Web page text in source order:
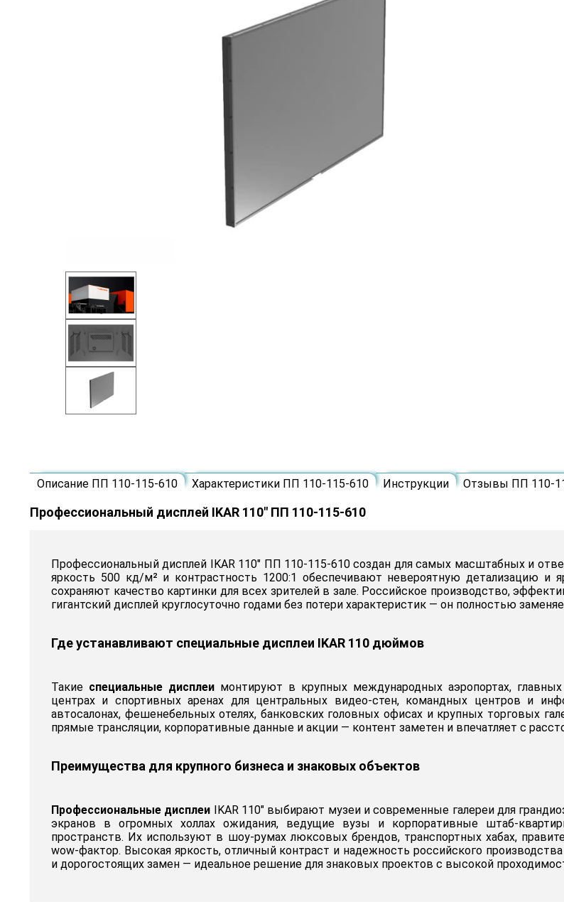
Описание ПП 110-115-610 Характеристики ПП 110-115-610 Инструкции Отзывы ПП 110-
Профессиональный дисплей IKAR 110" ПП 110-115-610
Профессиональный дисплей IKAR 110" ПП 110-115-610 создан для самых масштабных и
яркость 500 кд/м² и контрастность 1200:1 обеспечивают невероятную детализацию и
сохраняют качество картинки для всех зрителей в зале. Российское производство,
гигантский дисплей круглосуточно годами без потери характеристик — он полностью
Где устанавливают специальные дисплеи IKAR 110 дюймов
Такие специальные дисплеи монтируют в крупных международных аэропортах,
центрах и спортивных аренах для центральных видео-стен, командных центров и
автосалонах, фешенебельных отелях, банковских головных офисах и крупных торговых
прямые трансляции, корпоративные данные и акции — контент заметен и впечатляет с
Преимущества для крупного бизнеса и знаковых объектов
Профессиональные дисплеи IKAR 110" выбирают музеи и современные галереи для
экранов в огромных холлах ожидания, ведущие вузы и корпоративные штаб-
пространств. Их используют в шоу-румах люксовых брендов, транспортных хабах,
wow-фактор. Высокая яркость, отличный контраст и надежность российского
и дорогостоящих замен — идеальное решение для знаковых проектов с высокой